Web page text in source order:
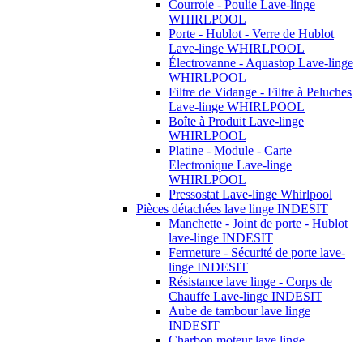
Courroie - Poulie Lave-linge
WHIRLPOOL
Porte - Hublot - Verre de Hublot
Lave-linge WHIRLPOOL
Électrovanne - Aquastop Lave-linge
WHIRLPOOL
Filtre de Vidange - Filtre à Peluches
Lave-linge WHIRLPOOL
Boîte à Produit Lave-linge
WHIRLPOOL
Platine - Module - Carte
Electronique Lave-linge
WHIRLPOOL
Pressostat Lave-linge Whirlpool
Pièces détachées lave linge INDESIT
Manchette - Joint de porte - Hublot
lave-linge INDESIT
Fermeture - Sécurité de porte lave-
linge INDESIT
Résistance lave linge - Corps de
Chauffe Lave-linge INDESIT
Aube de tambour lave linge
INDESIT